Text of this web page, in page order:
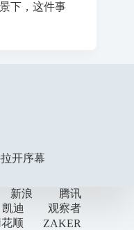
下，这件事
开序幕
新浪
腾讯
凯迪
观察者
花顺 ZAKER